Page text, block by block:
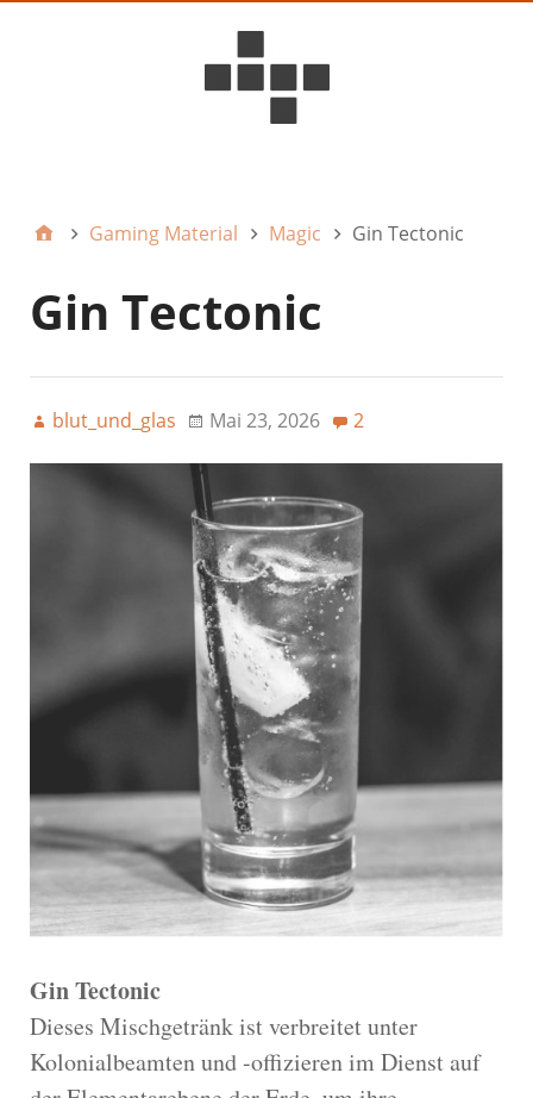
Gaming Material Magic Gin Tectonic
Gin Tectonic
blut_und_glas Mai 23, 2026 2
Gin Tectonic
Dieses Mischgetränk ist verbreitet unter
Kolonialbeamten und -offizieren im Dienst auf